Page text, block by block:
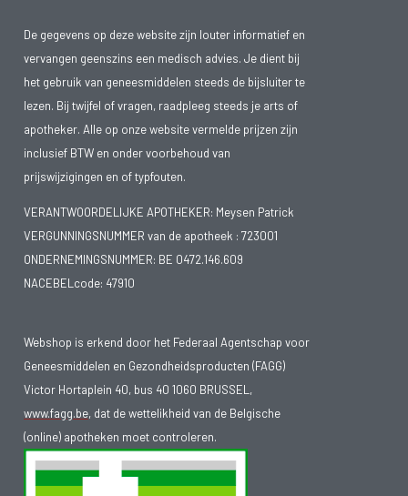
De gegevens op deze website zijn louter informatief en
vervangen geenszins een medisch advies. Je dient bij
het gebruik van geneesmiddelen steeds de bijsluiter te
lezen. Bij twijfel of vragen, raadpleeg steeds je arts of
apotheker. Alle op onze website vermelde prijzen zijn
inclusief BTW en onder voorbehoud van
prijswijzigingen en of typfouten.
VERANTWOORDELIJKE APOTHEKER: Meysen Patrick
VERGUNNINGSNUMMER van de apotheek : 723001
ONDERNEMINGSNUMMER: BE 0472.146.609
NACEBELcode: 47910
Webshop is erkend door het Federaal Agentschap voor
Geneesmiddelen en Gezondheidsproducten (FAGG)
Victor Hortaplein 40, bus 40 1060 BRUSSEL,
www.fagg.be, dat de wettelikheid van de Belgische
(online) apotheken moet controleren.